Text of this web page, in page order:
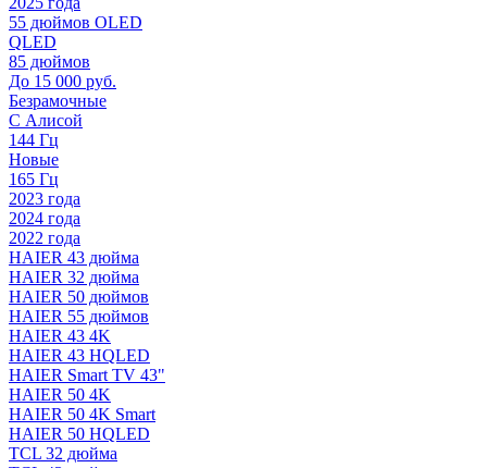
55 дюймов OLED
QLED
85 дюймов
До 15 000 руб.
Безрамочные
С Алисой
144 Гц
Новые
165 Гц
2023 года
2024 года
2022 года
HAIER 43 дюйма
HAIER 32 дюйма
HAIER 50 дюймов
HAIER 55 дюймов
HAIER 43 4K
HAIER 43 HQLED
HAIER Smart TV 43"
HAIER 50 4K
HAIER 50 4K Smart
HAIER 50 HQLED
TCL 32 дюйма